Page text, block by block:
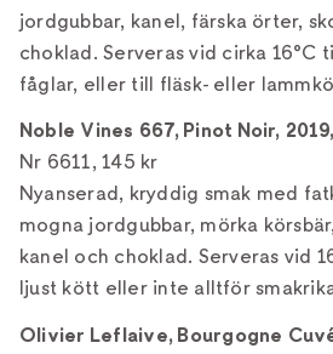
jordgubbar, kanel, färska örter,
choklad. Serveras vid cirka 16°C
fåglar, eller till fläsk- eller
Noble Vines 667, Pinot Noir,
Nr 6611, 145 kr
Nyanserad, kryddig smak med
mogna jordgubbar, mörka
kanel och choklad. Serveras vid
ljust kött eller inte alltför
Olivier Leflaive, Bourgogne